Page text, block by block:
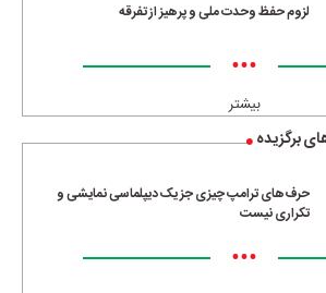
لزوم حفظ وحدت ملی و پرهیز از تفرقه
•••
بیشتر
برگزیده
حرف‌های ترامپ چیزی جز یک دیپلماسی نمایشی و
تکراری نیست
•••